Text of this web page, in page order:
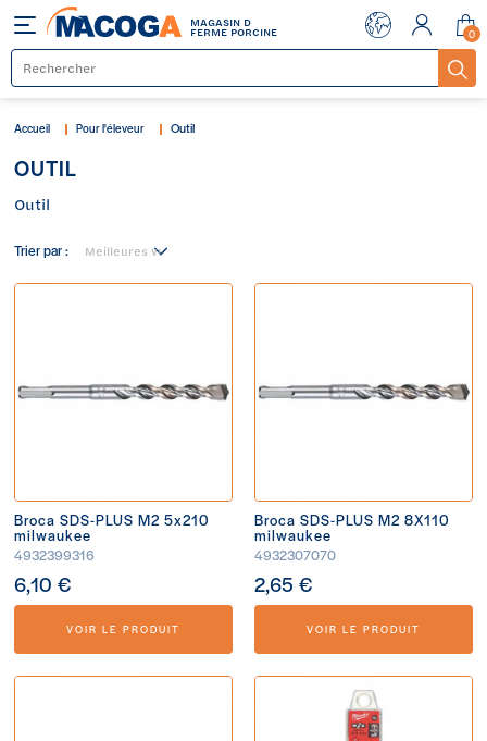
MAGASIN D
FERME PORCINE 0
Menu
Accueil Pour l'éleveur Outil
OUTIL
Outil
Trier par :
Broca SDS-PLUS M2 5x210
milwaukee
4932399316
6,10 €
VOIR LE PRODUIT
Broca SDS-PLUS M2 8X110
milwaukee
4932307070
2,65 €
VOIR LE PRODUIT